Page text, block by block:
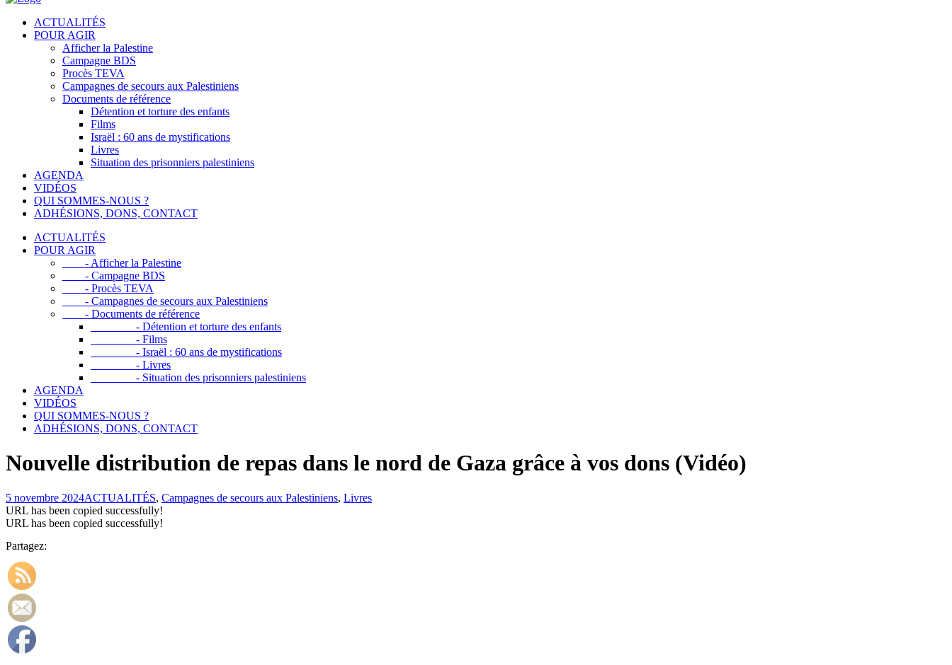
ACTUALITÉS
POUR AGIR
Afficher la Palestine
Campagne BDS
Procès TEVA
Campagnes de secours aux Palestiniens
Documents de référence
Détention et torture des enfants
Films
Israël : 60 ans de mystifications
Livres
Situation des prisonniers palestiniens
AGENDA
VIDÉOS
QUI SOMMES-NOUS ?
ADHÉSIONS, DONS, CONTACT
ACTUALITÉS
POUR AGIR
- Afficher la Palestine
- Campagne BDS
- Procès TEVA
- Campagnes de secours aux Palestiniens
- Documents de référence
- Détention et torture des enfants
- Films
- Israël : 60 ans de mystifications
- Livres
- Situation des prisonniers palestiniens
AGENDA
VIDÉOS
QUI SOMMES-NOUS ?
ADHÉSIONS, DONS, CONTACT
Nouvelle distribution de repas dans le nord de Gaza grâce à vos dons (Vidéo)
5 novembre 2024ACTUALITÉS, Campagnes de secours aux Palestiniens, Livres
URL has been copied successfully!
URL has been copied successfully!
Partagez: